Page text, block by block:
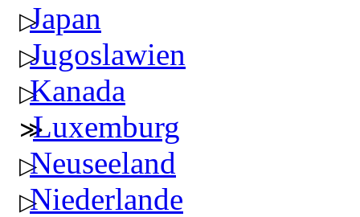
Japan
Jugoslawien
Kanada
Luxemburg
Neuseeland
Niederlande